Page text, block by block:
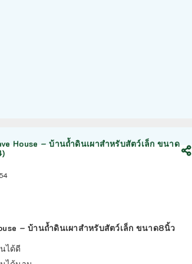
House – บ้านถ้ำดินเผาสำหรับสัตว์เล็ก ขนาด
– บ้านถ้ำดินเผาสำหรับสัตว์เล็ก ขนาด8นิ้ว
ได้ดี